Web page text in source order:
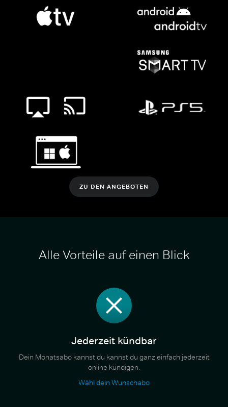
ZU DEN ANGEBOTEN
Alle Vorteile auf einen Blick
Jederzeit kündbar
Dein Monatsabo kannst du kannst du ganz einfach jederzeit
online kündigen.
Wähl dein Wunschabo